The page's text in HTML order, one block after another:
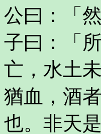
公曰：「
子曰：「
亡，水土
猶血，酒
也。非天